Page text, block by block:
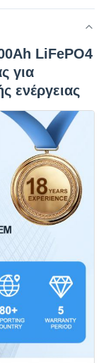
LiFePO4
για
ενέργειας